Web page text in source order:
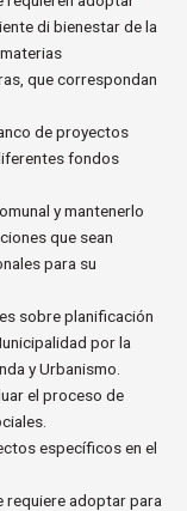
di bienestar de la
que correspondan
de proyectos
fondos
y mantenerlo
que sean
para su
sobre planificación
por la
y Urbanismo.
el proceso de
específicos en el
requiere adoptar para